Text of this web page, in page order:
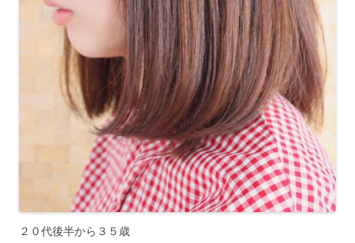
２０代後半から３５歳